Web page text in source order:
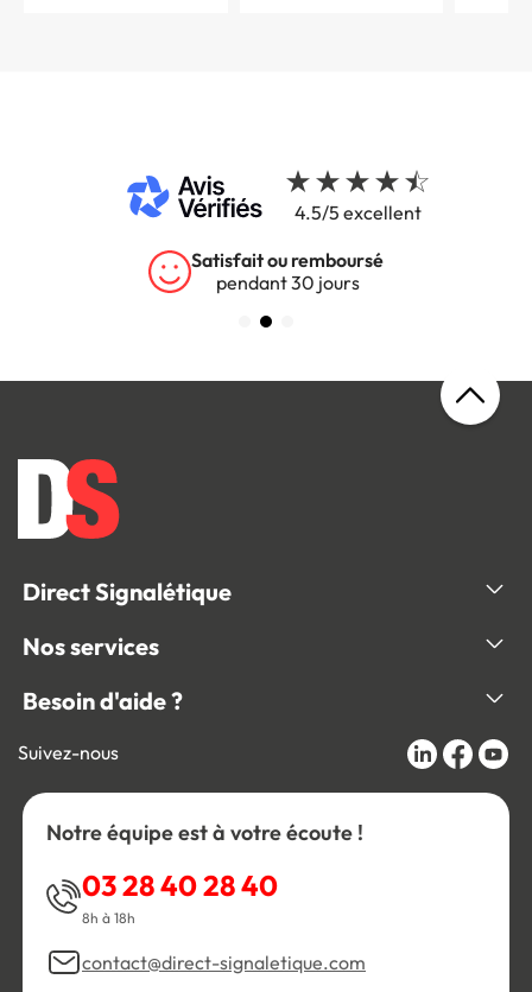
4.5/5 excellent
Satisfait ou remboursé
pendant 30 jours
Direct Signalétique
Nos services
Besoin d'aide ?
Suivez-nous
Notre équipe est à votre écoute !
03 28 40 28 40
8h à 18h
contact@direct-signaletique.com